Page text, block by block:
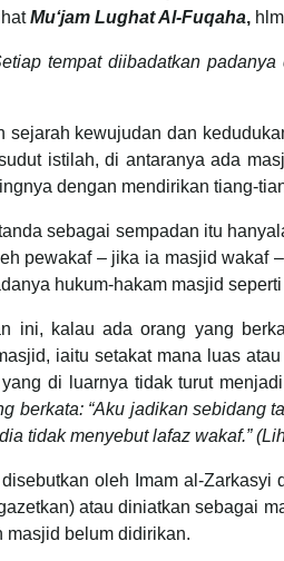
Mu‘jam Lughat Al-Fuqaha,
tempat diibadatkan
sejarah kewujudan dan
istilah, di antaranya ada
dengan mendirikan tiang-
sebagai sempadan itu
pewakaf – jika ia masjid wakaf
hukum-hakam masjid
ini, kalau ada orang yang
iaitu setakat mana luas
di luarnya tidak turut
berkata: “Aku jadikan sebidang
tidak menyebut lafaz wakaf.”
oleh Imam al-
atau diniatkan sebagai
masjid belum didirikan.